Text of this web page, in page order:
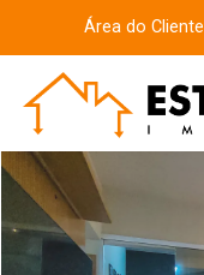
Área do Cliente